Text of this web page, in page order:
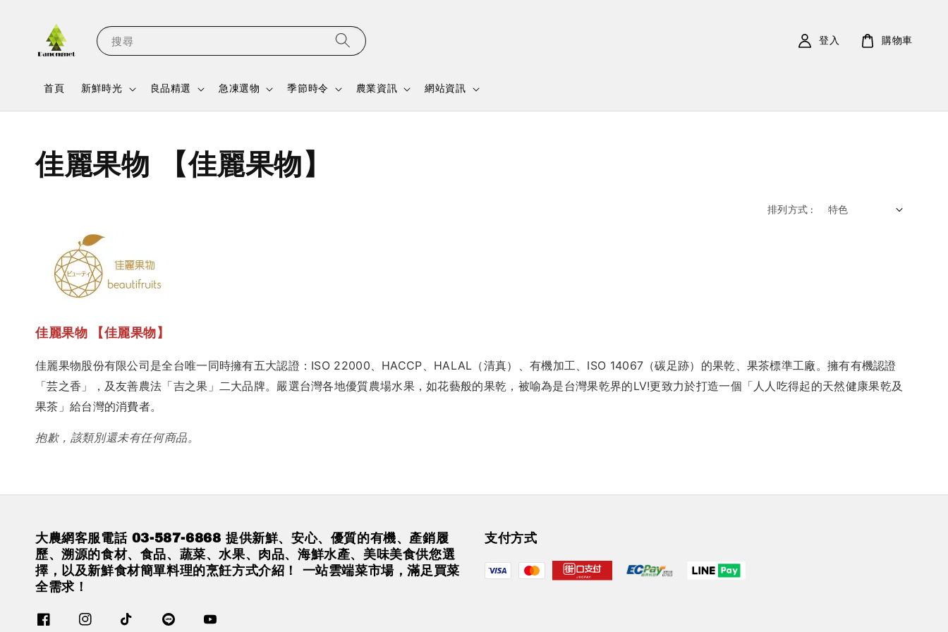
搜尋
首頁 新鮮時光 良品精選 急凍選物 季節時令 農業資訊 網站資訊
登入 購物車
佳麗果物 【佳麗果物】
排列方式 :
佳麗果物 【佳麗果物】
佳麗果物股份有限公司是全台唯一同時擁有五大認證：ISO 22000、HACCP、HALAL（清真）、有機加工、ISO 14067（碳足跡）的果乾、果茶標準工廠。擁有有機認證
「芸之香」，及友善農法「吉之果」二大品牌。嚴選台灣各地優質農場水果，如花藝般的果乾，被喻為是台灣果乾界的LV!更致力於打造一個「人人吃得起的天然健康果乾及
果茶」給台灣的消費者。
抱歉，該類別還未有任何商品。
大農網客服電話 03-587-6868 提供新鮮、安心、優質的有機、產銷履
歷、溯源的食材、食品、蔬菜、水果、肉品、海鮮水產、美味美食供您選
擇，以及新鮮食材簡單料理的烹飪方式介紹！ 一站雲端菜市場，滿足買菜
全需求！
支付方式